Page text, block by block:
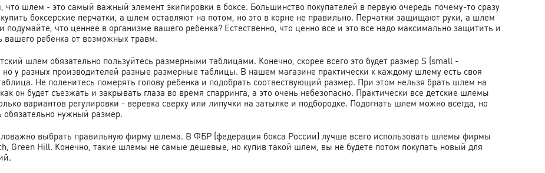
шлем - это самый важный элемент экипировки в боксе. Большинство покупателей в первую очередь почему-то сразу
боксерские перчатки, а шлем оставляют на потом, но это в корне не правильно. Перчатки защищают руки, а шлем
подумайте, что ценнее в организме вашего ребенка? Естественно, что ценно все и это все надо максимально защитить и
вашего ребенка от возможных травм.
шлем обязательно пользуйтесь размерными таблицами. Конечно, скорее всего это будет размер S (small -
но у разных производителей разные размерные таблицы. В нашем магазине практически к каждому шлему есть своя
Не поленитесь померять голову ребенка и подобрать соотвествующий размер. При этом нельзя брать шлем на
он будет съезжать и закрывать глаза во время спарринга, а это очень небезопасно. Практически все детские шлемы
вариантов регулировки - веревка сверху или липучки на затылке и подбородке. Подогнать шлем можно всегда, но
обязательно нужный размер.
выбрать правильную фирму шлема. В ФБР (федерация бокса России) лучше всего использовать шлемы фирмы
Green Hill. Конечно, такие шлемы не самые дешевые, но купив такой шлем, вы не будете потом покупать новый для